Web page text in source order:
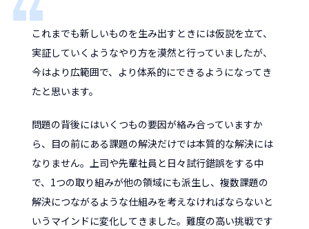
これまでも新しいものを生み出すときには仮説を立て、
実証していくようなやり方を漠然と行っていましたが、
今はより広範囲で、より体系的にできるようになってき
たと思います。
問題の背後にはいくつもの要因が絡み合っていますか
ら、目の前にある課題の解決だけでは本質的な解決には
なりません。上司や先輩社員と日々試行錯誤をする中
で、1つの取り組みが他の領域にも派生し、複数課題の
解決につながるような仕組みを考えなければならないと
いうマインドに変化してきました。難度の高い挑戦です